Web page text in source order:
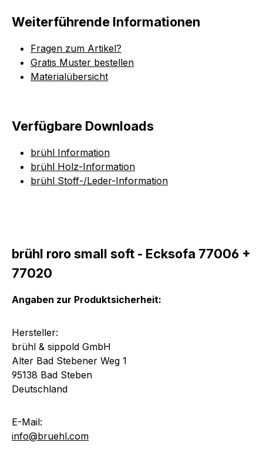
Weiterführende Informationen
Fragen zum Artikel?
Gratis Muster bestellen
Materialübersicht
Verfügbare Downloads
brühl Information
brühl Holz-Information
brühl Stoff-/Leder-Information
brühl roro small soft - Ecksofa 77006 +
77020
Angaben zur Produktsicherheit:
Hersteller:
brühl & sippold GmbH
Alter Bad Stebener Weg 1
95138 Bad Steben
Deutschland
E-Mail:
info@bruehl.com